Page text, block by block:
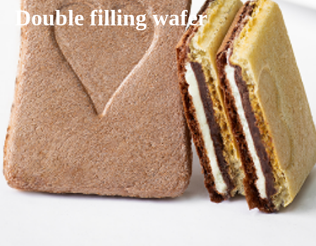
Double filling wafer